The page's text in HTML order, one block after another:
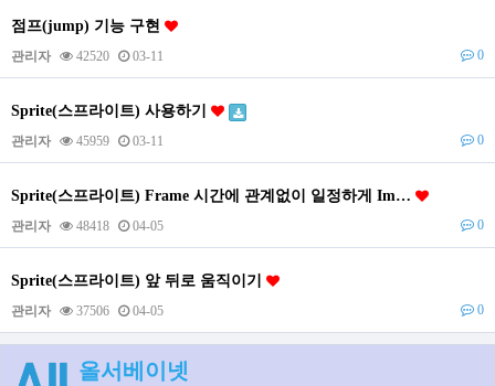
점프(jump) 기능 구현
관리자 42520 03-11 0
Sprite(스프라이트) 사용하기
관리자 45959 03-11 0
Sprite(스프라이트) Frame 시간에 관계없이 일정하게 Im…
관리자 48418 04-05 0
Sprite(스프라이트) 앞 뒤로 움직이기
관리자 37506 04-05 0
올서베이넷